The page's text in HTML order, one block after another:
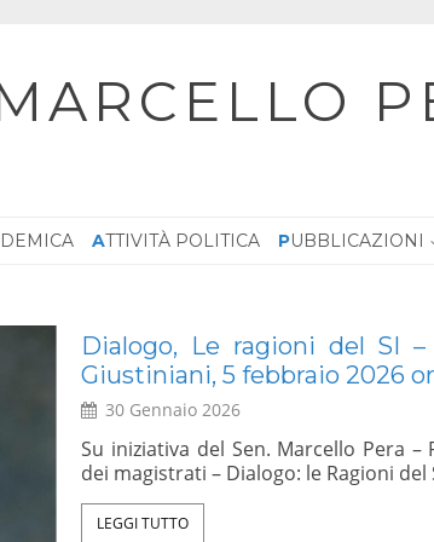
ATTIVITÀ POLITICA PUBBLICAZIONI
dal
ne
Dialogo, Le ragioni del SI –
Giustiniani, 5 febbraio 2026
30 Gennaio 2026
Su iniziativa del Sen. Marcello Pera
dei magistrati – Dialogo: le Ragioni
LEGGI TUTTO